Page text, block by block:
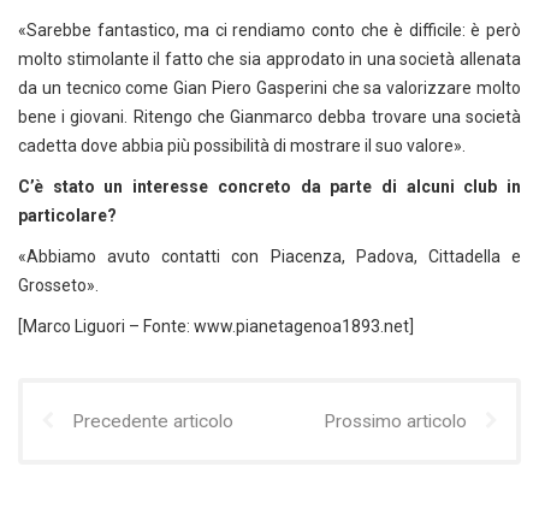
«Sarebbe fantastico, ma ci rendiamo conto che è difficile: è però
molto stimolante il fatto che sia approdato in una società allenata
da un tecnico come Gian Piero Gasperini che sa valorizzare molto
bene i giovani. Ritengo che Gianmarco debba trovare una società
cadetta dove abbia più possibilità di mostrare il suo valore».
C’è stato un interesse concreto da parte di alcuni club in
particolare?
«Abbiamo avuto contatti con Piacenza, Padova, Cittadella e
Grosseto».
[Marco Liguori – Fonte: www.pianetagenoa1893.net]
Precedente articolo Prossimo articolo